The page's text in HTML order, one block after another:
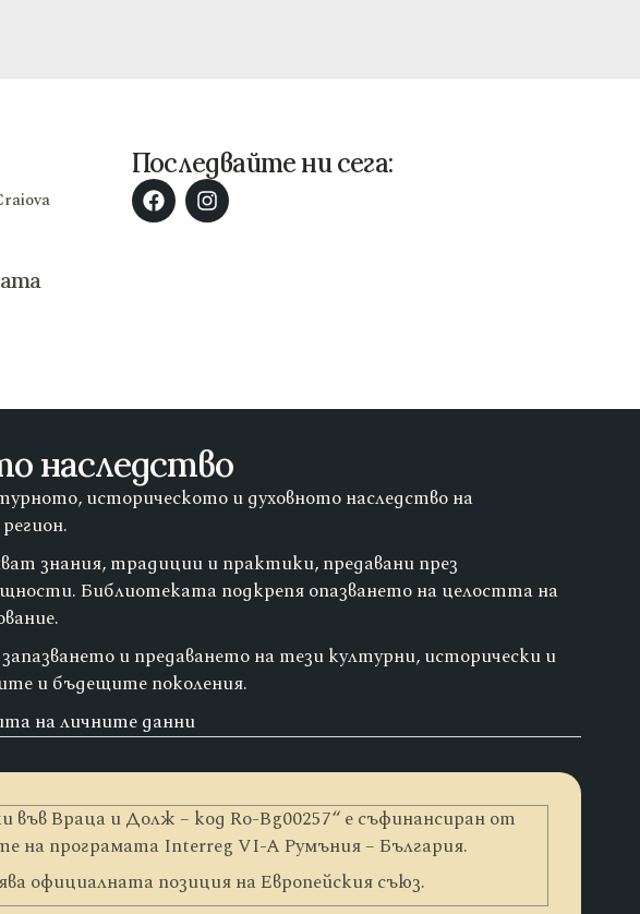
Последвайте ни сега:
наследство
историческото и духовното наследство на
знания, традиции и практики, предавани през
Библиотеката подкрепя опазването на целостта на
и предаването на тези културни, исторически и
и бъдещите поколения.
на личните данни
Враца и Долж – код Ro-Bg00257“ е съфинансиран от
на програмата Interreg VI-A Румъния – България.
официалната позиция на Европейския съюз.